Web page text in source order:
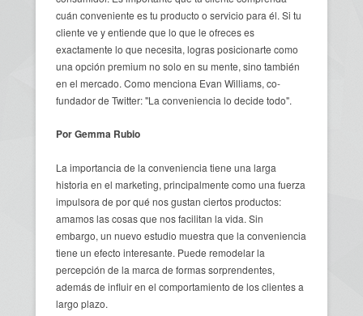
cuán conveniente es tu producto o servicio para él. Si tu
cliente ve y entiende que lo que le ofreces es
exactamente lo que necesita, logras posicionarte como
una opción premium no solo en su mente, sino también
en el mercado. Como menciona Evan Williams, co-
fundador de Twitter: "La conveniencia lo decide todo".
Por Gemma Rubio
La importancia de la conveniencia tiene una larga
historia en el marketing, principalmente como una fuerza
impulsora de por qué nos gustan ciertos productos:
amamos las cosas que nos facilitan la vida. Sin
embargo, un nuevo estudio muestra que la conveniencia
tiene un efecto interesante. Puede remodelar la
percepción de la marca de formas sorprendentes,
además de influir en el comportamiento de los clientes a
largo plazo.